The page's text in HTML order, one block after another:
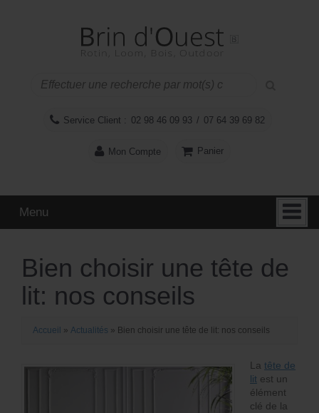
Service Client : 02 98 46 09 93 / 07 64 39 69 82
Mon Compte Panier
Menu
Bien choisir une tête de
lit: nos conseils
Accueil » Actualités » Bien choisir une tête de lit: nos conseils
La tête de
lit est un
élément
clé de la